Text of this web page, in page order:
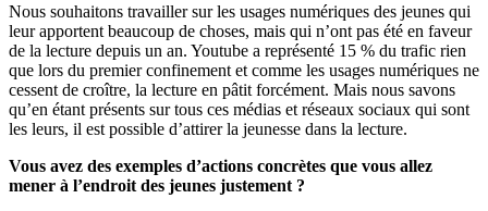
Nous souhaitons travailler sur les usages numériques des jeunes qui
leur apportent beaucoup de choses, mais qui n’ont pas été en faveur
de la lecture depuis un an. Youtube a représenté 15 % du trafic rien
que lors du premier confinement et comme les usages numériques ne
cessent de croître, la lecture en pâtit forcément. Mais nous savons
qu’en étant présents sur tous ces médias et réseaux sociaux qui sont
les leurs, il est possible d’attirer la jeunesse dans la lecture.
Vous avez des exemples d’actions concrètes que vous allez
mener à l’endroit des jeunes justement ?